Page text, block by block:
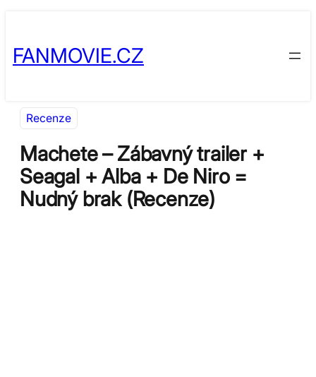
obsah
content
FANMOVIE.CZ
Recenze
Machete – Zábavný trailer +
Seagal + Alba + De Niro =
Nudný brak (Recenze)